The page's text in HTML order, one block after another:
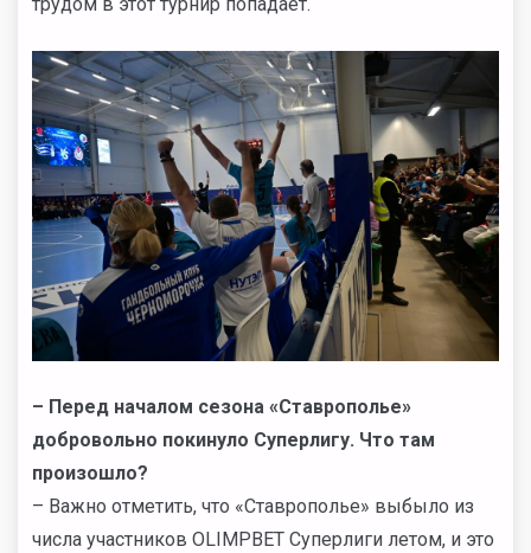
– Перед началом сезона «Ставрополье»
добровольно покинуло Суперлигу. Что там
произошло?
– Важно отметить, что «Ставрополье» выбыло из
числа участников OLIMPBET Суперлиги летом, и это